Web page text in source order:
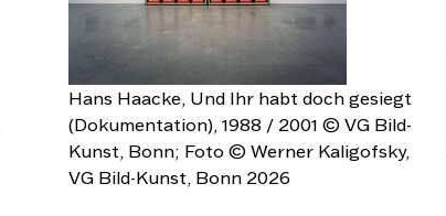
Hans Haacke, Und Ihr habt doch gesiegt
(Dokumentation), 1988 / 2001 © VG Bild-
Kunst, Bonn; Foto © Werner Kaligofsky,
VG Bild-Kunst, Bonn 2026